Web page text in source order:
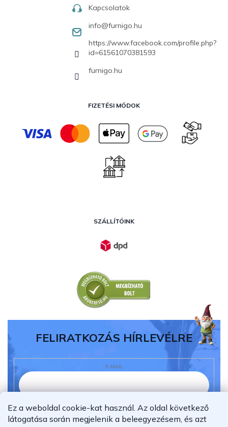
Ez a weboldal cookie-kat használ. Az oldal következő
látogatása során megjelenik a beleegyezésem, és azt
Kapcsolatok
info@furnigo.hu
https://www.facebook.com/profile.php?
id=61561070381593
furnigo.hu
FIZETÉSI MÓDOK
SZÁLLÍTÓINK
FELIRATKOZÁS HÍRLEVÉLRE
E-MAIL
Elolvastam és megértettem azadatvédelmi
nyilatkozatot.